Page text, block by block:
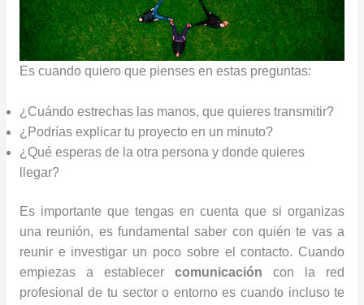
Es cuando quiero que pienses en estas preguntas:
¿Cuándo estrechas las manos, que quieres transmitir?
¿Podrías explicar tu proyecto en un minuto?
¿Qué esperas de la otra persona y donde quieres
llegar?
Es importante que tengas en cuenta que si organizas
una reunión, es fundamental saber con quién te vas a
reunir e investigar un poco sobre el contacto. Cuando
empiezas a establecer comunicación con la red
profesional de tu sector o entorno es cuando incluso te